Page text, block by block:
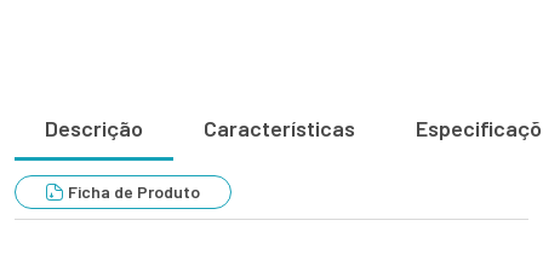
Descrição Características
Ficha de Produto